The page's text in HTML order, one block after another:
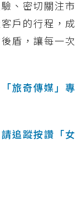
、密切關注市
戶的行程，成
盾，讓每一次
旅奇傳媒」專
追蹤按讚「女